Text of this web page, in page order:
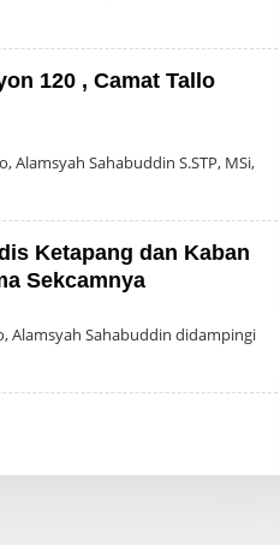
120 , Camat Tallo
Sahabuddin S.STP, MSi,
Ketapang dan Kaban
Sekcamnya
Alamsyah Sahabuddin didampingi